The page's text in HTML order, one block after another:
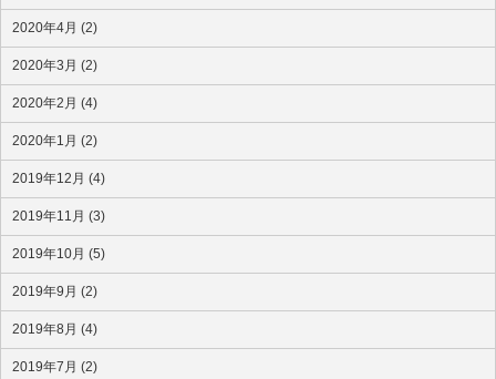
2020年4月 (2)
2020年3月 (2)
2020年2月 (4)
2020年1月 (2)
2019年12月 (4)
2019年11月 (3)
2019年10月 (5)
2019年9月 (2)
2019年8月 (4)
2019年7月 (2)